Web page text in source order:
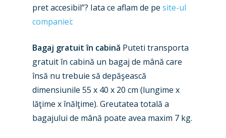
pret accesibil”? Iata ce aflam de pe site-ul
companiei:
Bagaj gratuit în cabină Puteti transporta
gratuit în cabină un bagaj de mână care
însă nu trebuie să depăşească
dimensiunile 55 x 40 x 20 cm (lungime x
lăţime x înălţime). Greutatea totală a
bagajului de mână poate avea maxim 7 kg.